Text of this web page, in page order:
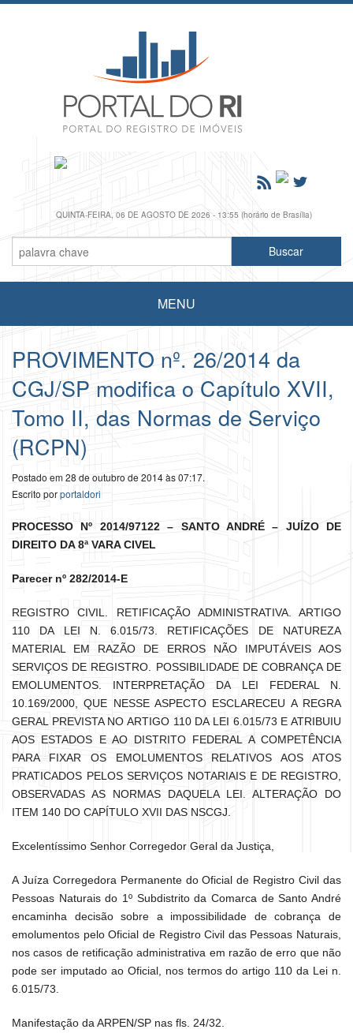
QUINTA-FEIRA, 06 DE AGOSTO DE 2026 - 13:55 (horário de Brasília)
MENU
PROVIMENTO nº. 26/2014 da
CGJ/SP modifica o Capítulo XVII,
Tomo II, das Normas de Serviço
(RCPN)
Postado em 28 de outubro de 2014 às 07:17.
Escrito porportaldori
PROCESSO Nº 2014/97122 – SANTO ANDRÉ – JUÍZO DE
DIREITO DA 8ª VARA CIVEL
Parecer nº 282/2014-E
REGISTRO CIVIL. RETIFICAÇÃO ADMINISTRATIVA. ARTIGO
110 DA LEI N. 6.015/73. RETIFICAÇÕES DE NATUREZA
MATERIAL EM RAZÃO DE ERROS NÃO IMPUTÁVEIS AOS
SERVIÇOS DE REGISTRO. POSSIBILIDADE DE COBRANÇA DE
EMOLUMENTOS. INTERPRETAÇÃO DA LEI FEDERAL N.
10.169/2000, QUE NESSE ASPECTO ESCLARECEU A REGRA
GERAL PREVISTA NO ARTIGO 110 DA LEI 6.015/73 E ATRIBUIU
AOS ESTADOS E AO DISTRITO FEDERAL A COMPETÊNCIA
PARA FIXAR OS EMOLUMENTOS RELATIVOS AOS ATOS
PRATICADOS PELOS SERVIÇOS NOTARIAIS E DE REGISTRO,
OBSERVADAS AS NORMAS DAQUELA LEI. ALTERAÇÃO DO
ITEM 140 DO CAPÍTULO XVII DAS NSCGJ.
Excelentíssimo Senhor Corregedor Geral da Justiça,
A Juíza Corregedora Permanente do Oficial de Registro Civil das
Pessoas Naturais do 1º Subdistrito da Comarca de Santo André
encaminha decisão sobre a impossibilidade de cobrança de
emolumentos pelo Oficial de Registro Civil das Pessoas Naturais,
nos casos de retificação administrativa em razão de erro que não
pode ser imputado ao Oficial, nos termos do artigo 110 da Lei n.
6.015/73.
Manifestação da ARPEN/SP nas fls. 24/32.